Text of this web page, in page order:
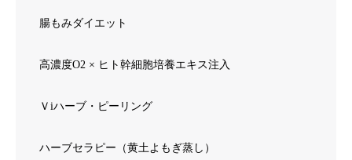
腸もみダイエット
高濃度O2 × ヒト幹細胞培養エキス注入
Ｖiハーブ・ピーリング
ハーブセラピー（黄土よもぎ蒸し）